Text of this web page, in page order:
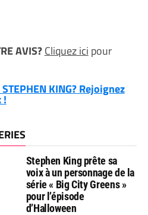
AVIS?Cliquez ici pour
STEPHEN KING? Rejoignez
!
Stephen King prête sa
voix à un personnage de la
série « Big City Greens »
pour l’épisode
d’Halloween